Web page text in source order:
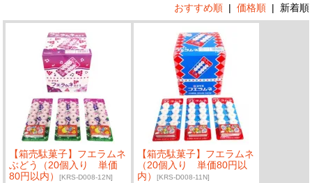
おすすめ順| 価格順| 新着順
【箱売駄菓子】フエラムネ
ぶどう（20個入り 単価
80円以内）[KRS-D008-12N]
【箱売駄菓子】フエラムネ
（20個入り 単価80円以
内）[KRS-D008-11N]